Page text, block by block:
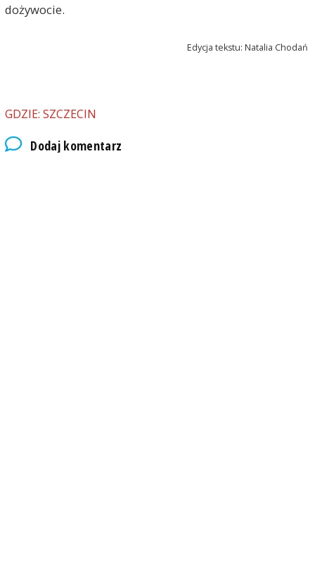
dożywocie.
Edycja tekstu: Natalia Chodań
GDZIE: SZCZECIN
Dodaj komentarz